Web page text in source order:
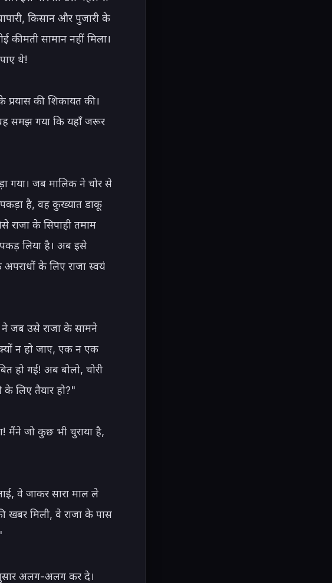
किसान और पुजारी के
कीमती सामान नहीं मिला।
थे!
प्रयास की शिकायत की।
समझ गया कि यहाँ जरूर
जब मालिक ने चोर से
है, वह कुख्यात डाकू
के सिपाही तमाम
लिया है। अब इसे
के लिए राजा स्वयं
ने जब उसे राजा के सामने
न हो जाए, एक न एक
हो गई! अब बोलो, चोरी
के लिए तैयार हो?"
मैंने जो कुछ भी चुराया है,
वे जाकर सारा माल ले
खबर मिली, वे राजा के पास
अलग-अलग कर दे।